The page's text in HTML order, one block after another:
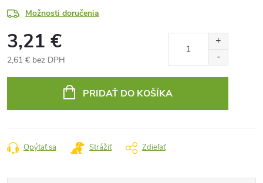
Možnosti doručenia
3,21 €
2,61 € bez DPH
PRIDAŤ DO KOŠÍKA
Opýtať sa Strážiť Zdieľať